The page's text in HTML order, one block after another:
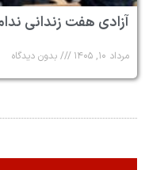
آزادی هفت زندانی
مرداد ۱۰, ۱۴۰۵ بدون دیدگاه